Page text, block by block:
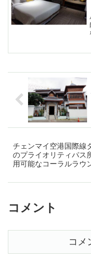
チェンマイ空港国際線
のプライオリティパス
用可能なコーラルラウ
コメント
コメ